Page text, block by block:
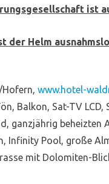
ist
der Helm
www.hotel-
Balkon, Sat-TV LCD,
ganzjährig
Infinity Pool, große
mit Dolomiten-